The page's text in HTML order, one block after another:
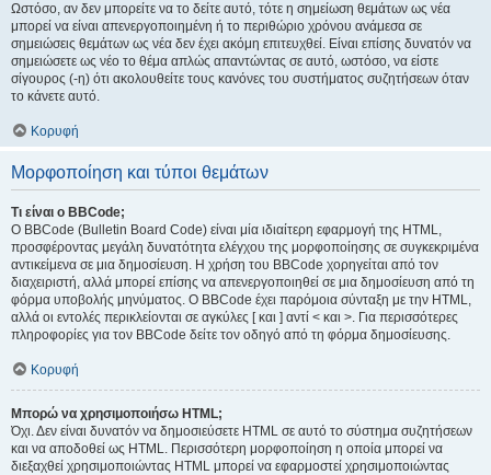
Ωστόσο, αν δεν μπορείτε να το δείτε αυτό, τότε η σημείωση θεμάτων ως νέα
μπορεί να είναι απενεργοποιημένη ή το περιθώριο χρόνου ανάμεσα σε
σημειώσεις θεμάτων ως νέα δεν έχει ακόμη επιτευχθεί. Είναι επίσης δυνατόν να
σημειώσετε ως νέο το θέμα απλώς απαντώντας σε αυτό, ωστόσο, να είστε
σίγουρος (-η) ότι ακολουθείτε τους κανόνες του συστήματος συζητήσεων όταν
το κάνετε αυτό.
Κορυφή
Μορφοποίηση και τύποι θεμάτων
Τι είναι ο BBCode;
Ο BBCode (Bulletin Board Code) είναι μία ιδιαίτερη εφαρμογή της HTML,
προσφέροντας μεγάλη δυνατότητα ελέγχου της μορφοποίησης σε συγκεκριμένα
αντικείμενα σε μια δημοσίευση. Η χρήση του BBCode χορηγείται από τον
διαχειριστή, αλλά μπορεί επίσης να απενεργοποιηθεί σε μια δημοσίευση από τη
φόρμα υποβολής μηνύματος. Ο BBCode έχει παρόμοια σύνταξη με την HTML,
αλλά οι εντολές περικλείονται σε αγκύλες [ και ] αντί < και >. Για περισσότερες
πληροφορίες για τον BBCode δείτε τον οδηγό από τη φόρμα δημοσίευσης.
Κορυφή
Μπορώ να χρησιμοποιήσω HTML;
Όχι. Δεν είναι δυνατόν να δημοσιεύσετε HTML σε αυτό το σύστημα συζητήσεων
και να αποδοθεί ως HTML. Περισσότερη μορφοποίηση η οποία μπορεί να
διεξαχθεί χρησιμοποιώντας HTML μπορεί να εφαρμοστεί χρησιμοποιώντας